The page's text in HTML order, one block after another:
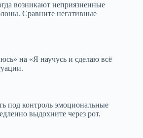
возникают неприязненные
Сравните негативные
на «Я научусь и сделаю всё
под контроль эмоциональные
выдохните через рот.